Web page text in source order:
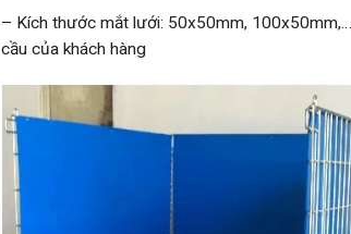
– Kích thước mắt lưới: 50x50mm,
cầu của khách hàng